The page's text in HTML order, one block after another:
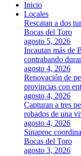
Inicio
Locales
Rescatan a dos
Bocas del Toro
agosto 5, 2026
Incautan más de
contrabando
agosto 4, 2026
Renovación de
provincias con
agosto 4, 2026
Capturan a tres
robados de una
agosto 4, 2026
Sinaproc
Bocas del Toro
agosto 3, 2026